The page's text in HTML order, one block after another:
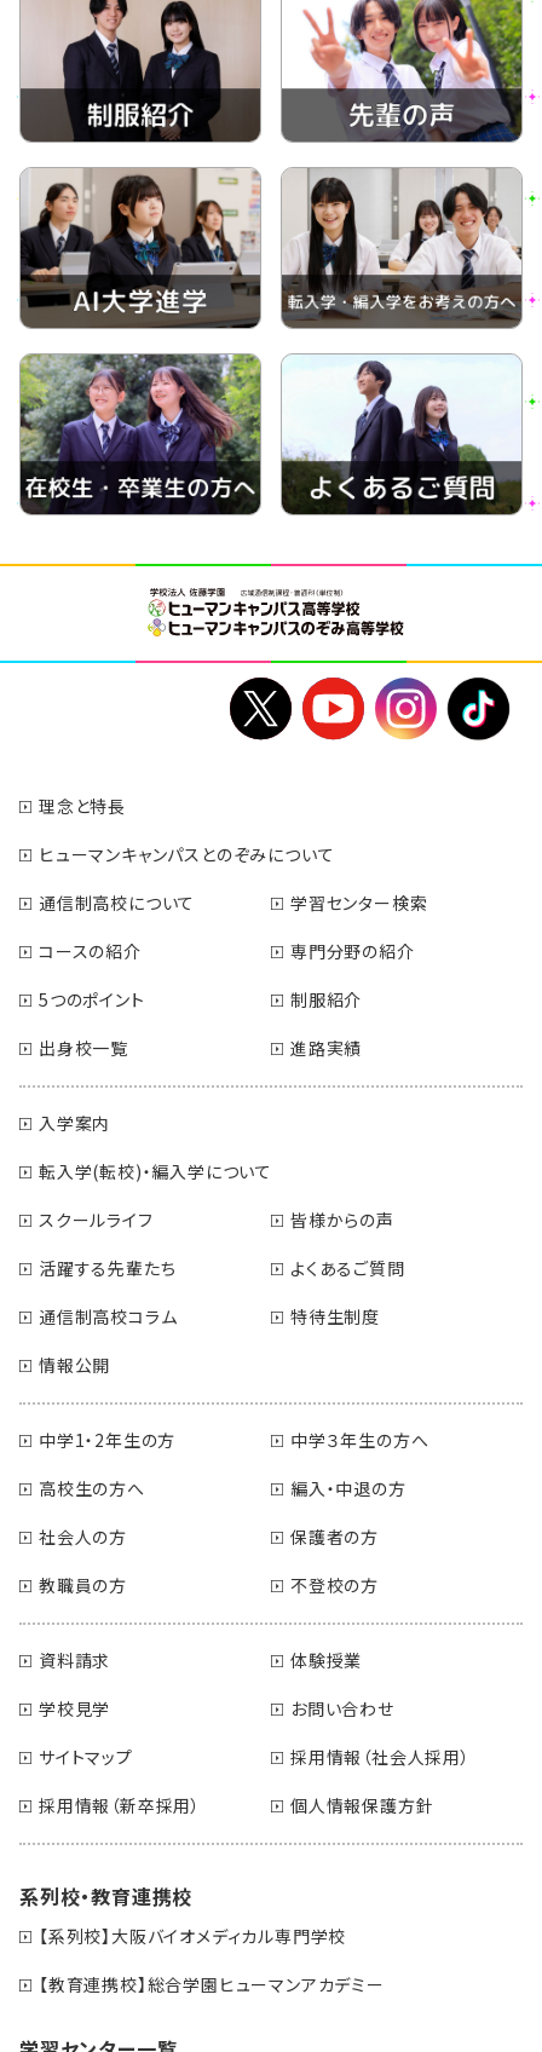
理念と特長
ヒューマンキャンパスとのぞみについて
通信制高校について
学習センター検索
コースの紹介
専門分野の紹介
5つのポイント
制服紹介
出身校一覧
進路実績
入学案内
転入学(転校)・編入学について
スクールライフ
皆様からの声
活躍する先輩たち
よくあるご質問
通信制高校コラム
特待生制度
情報公開
中学1・2年生の方
中学３年生の方へ
高校生の方へ
編入・中退の方
社会人の方
保護者の方
教職員の方
不登校の方
資料請求
体験授業
学校見学
お問い合わせ
サイトマップ
採用情報（社会人採用）
採用情報（新卒採用）
個人情報保護方針
系列校・教育連携校
【系列校】大阪バイオメディカル専門学校
【教育連携校】総合学園ヒューマンアカデミー